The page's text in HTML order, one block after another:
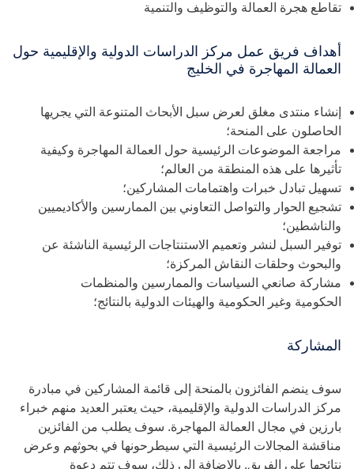
تقاطع هجرة العمالة والتوظيف والتنمية
أهداف فريق عمل مركز الدراسات الدولية والإقليمية حول
العمالة المهاجرة في الخليج
إنشاء منتدى مغلق لعرض سبل الأبحاث المتنوعة التي يجريها
الحاصلون على المنحة؛
مراجعة الموضوعات الرئيسية حول العمالة المهاجرة وكيفية
تأثيرها على هذه المنطقة من العالم؛
تسهيل تبادل خبرات واهتمامات المشاركين؛
تشجيع الحوار والتواصل التعاوني بين الممارسين والأكاديميين
والناشطين؛
توفير السبل لنشر وتعميم الاستنتاجات الرئيسية الناشئة عن
والبحوث وحلقات النقاش المركزة؛
مشاركة صانعي السياسات والممارسين والمنظمات
الحكومية وغير الحكومية والهيئات الدولية بالنتائج؛
المشاركة
سوف ينضم الفائزون بالمنحة إلى قائمة المشاركين في مبادرة
مركز الدراسات الدولية والإقليمية، حيث يعتبر العديد منهم خبراء
بارزين في مجال العمالة المهاجرة. سوف يطلب من الفائزين
مناقشة المجالات الرئيسية التي سيطرحونها في بحوثهم وعرض
نتائجها على الفريق. بالإضافة إلى ذلك، سوف تتم دعوة